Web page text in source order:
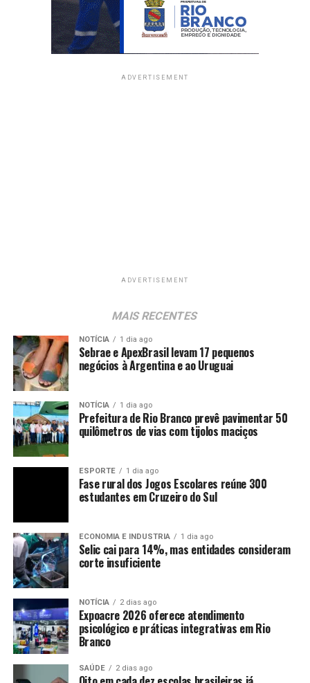
ADVERTISEMENT
ADVERTISEMENT
MAIS RECENTES
NOTÍCIA 1 dia ago
Sebrae e ApexBrasil levam 17 pequenos
negócios à Argentina e ao Uruguai
NOTÍCIA 1 dia ago
Prefeitura de Rio Branco prevê pavimentar 50
quilômetros de vias com tijolos maciços
ESPORTE 1 dia ago
Fase rural dos Jogos Escolares reúne 300
estudantes em Cruzeiro do Sul
ECONOMIA E INDUSTRIA 1 dia ago
Selic cai para 14%, mas entidades consideram
corte insuficiente
NOTÍCIA 2 dias ago
Expoacre 2026 oferece atendimento
psicológico e práticas integrativas em Rio
Branco
SAÚDE 2 dias ago